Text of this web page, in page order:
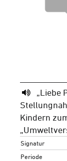
„Liebe
Kindern
Signatur
Periode